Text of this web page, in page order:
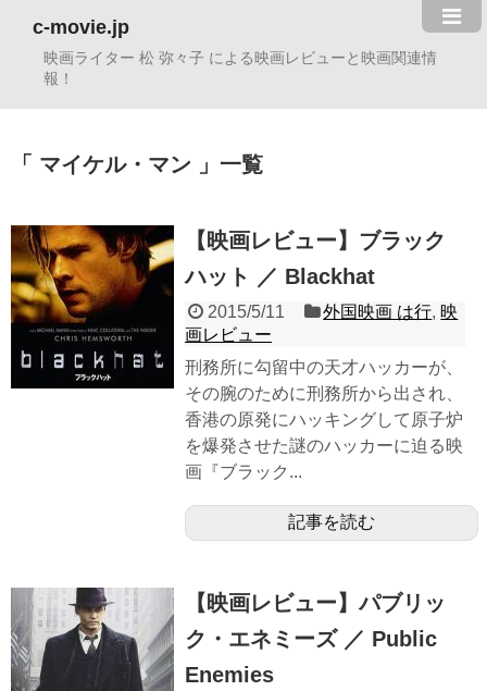
c-movie.jp
映画ライター 松 弥々子 による映画レビューと映画関連情
報！
マイケル・マン 一覧
【映画レビュー】ブラック
ハット ／ Blackhat
2015/5/11 外国映画 は行, 映
画レビュー
刑務所に勾留中の天才ハッカーが、
その腕のために刑務所から出され、
香港の原発にハッキングして原子炉
を爆発させた謎のハッカーに迫る映
画『ブラック...
記事を読む
【映画レビュー】パブリッ
ク・エネミーズ ／ Public
Enemies